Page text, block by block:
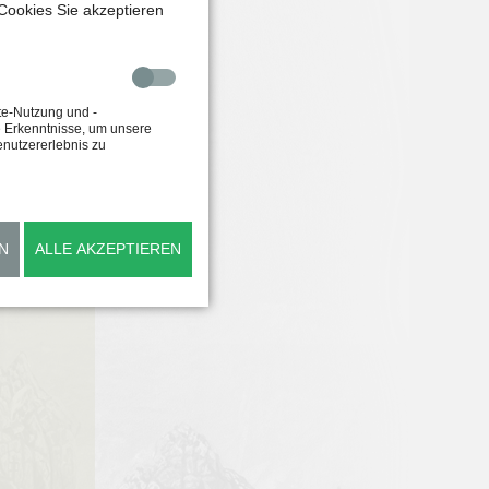
Sie akzeptieren
Nutzung und -
um unsere
zu
ALLE AKZEPTIEREN